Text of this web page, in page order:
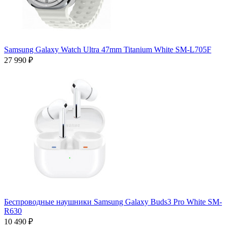
Samsung Galaxy Watch Ultra 47mm Titanium White SM-L705F
27 990 ₽
Беспроводные наушники Samsung Galaxy Buds3 Pro White SM-
R630
10 490 ₽